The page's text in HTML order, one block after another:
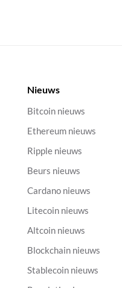
Nieuws
Bitcoin nieuws
Ethereum nieuws
Ripple nieuws
Beurs nieuws
Cardano nieuws
Litecoin nieuws
Altcoin nieuws
Blockchain nieuws
Stablecoin nieuws